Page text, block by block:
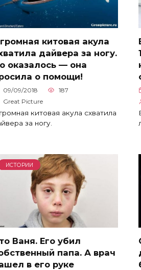
китовая акула
дайвера за ногу.
оказалось — она
о помощи!
09/09/2018
187
Great Picture
китовая акула схватила
за ногу.
ИСТОРИИ
Ваня. Его yбил
папа. А врач
в его руке